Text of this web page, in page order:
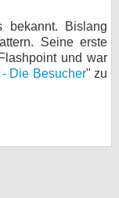
bekannt. Bislang
Seine erste
und war
- Die Besucher" zu